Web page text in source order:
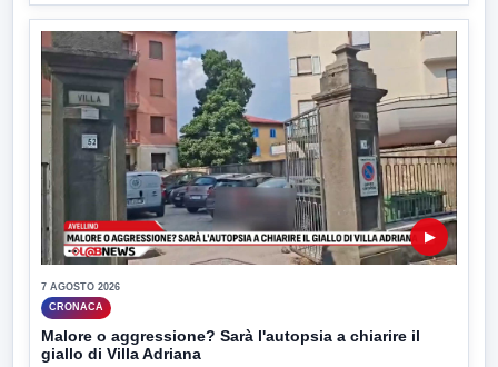
▶
7 AGOSTO 2026
CRONACA
Malore o aggressione? Sarà l'autopsia a chiarire il
giallo di Villa Adriana